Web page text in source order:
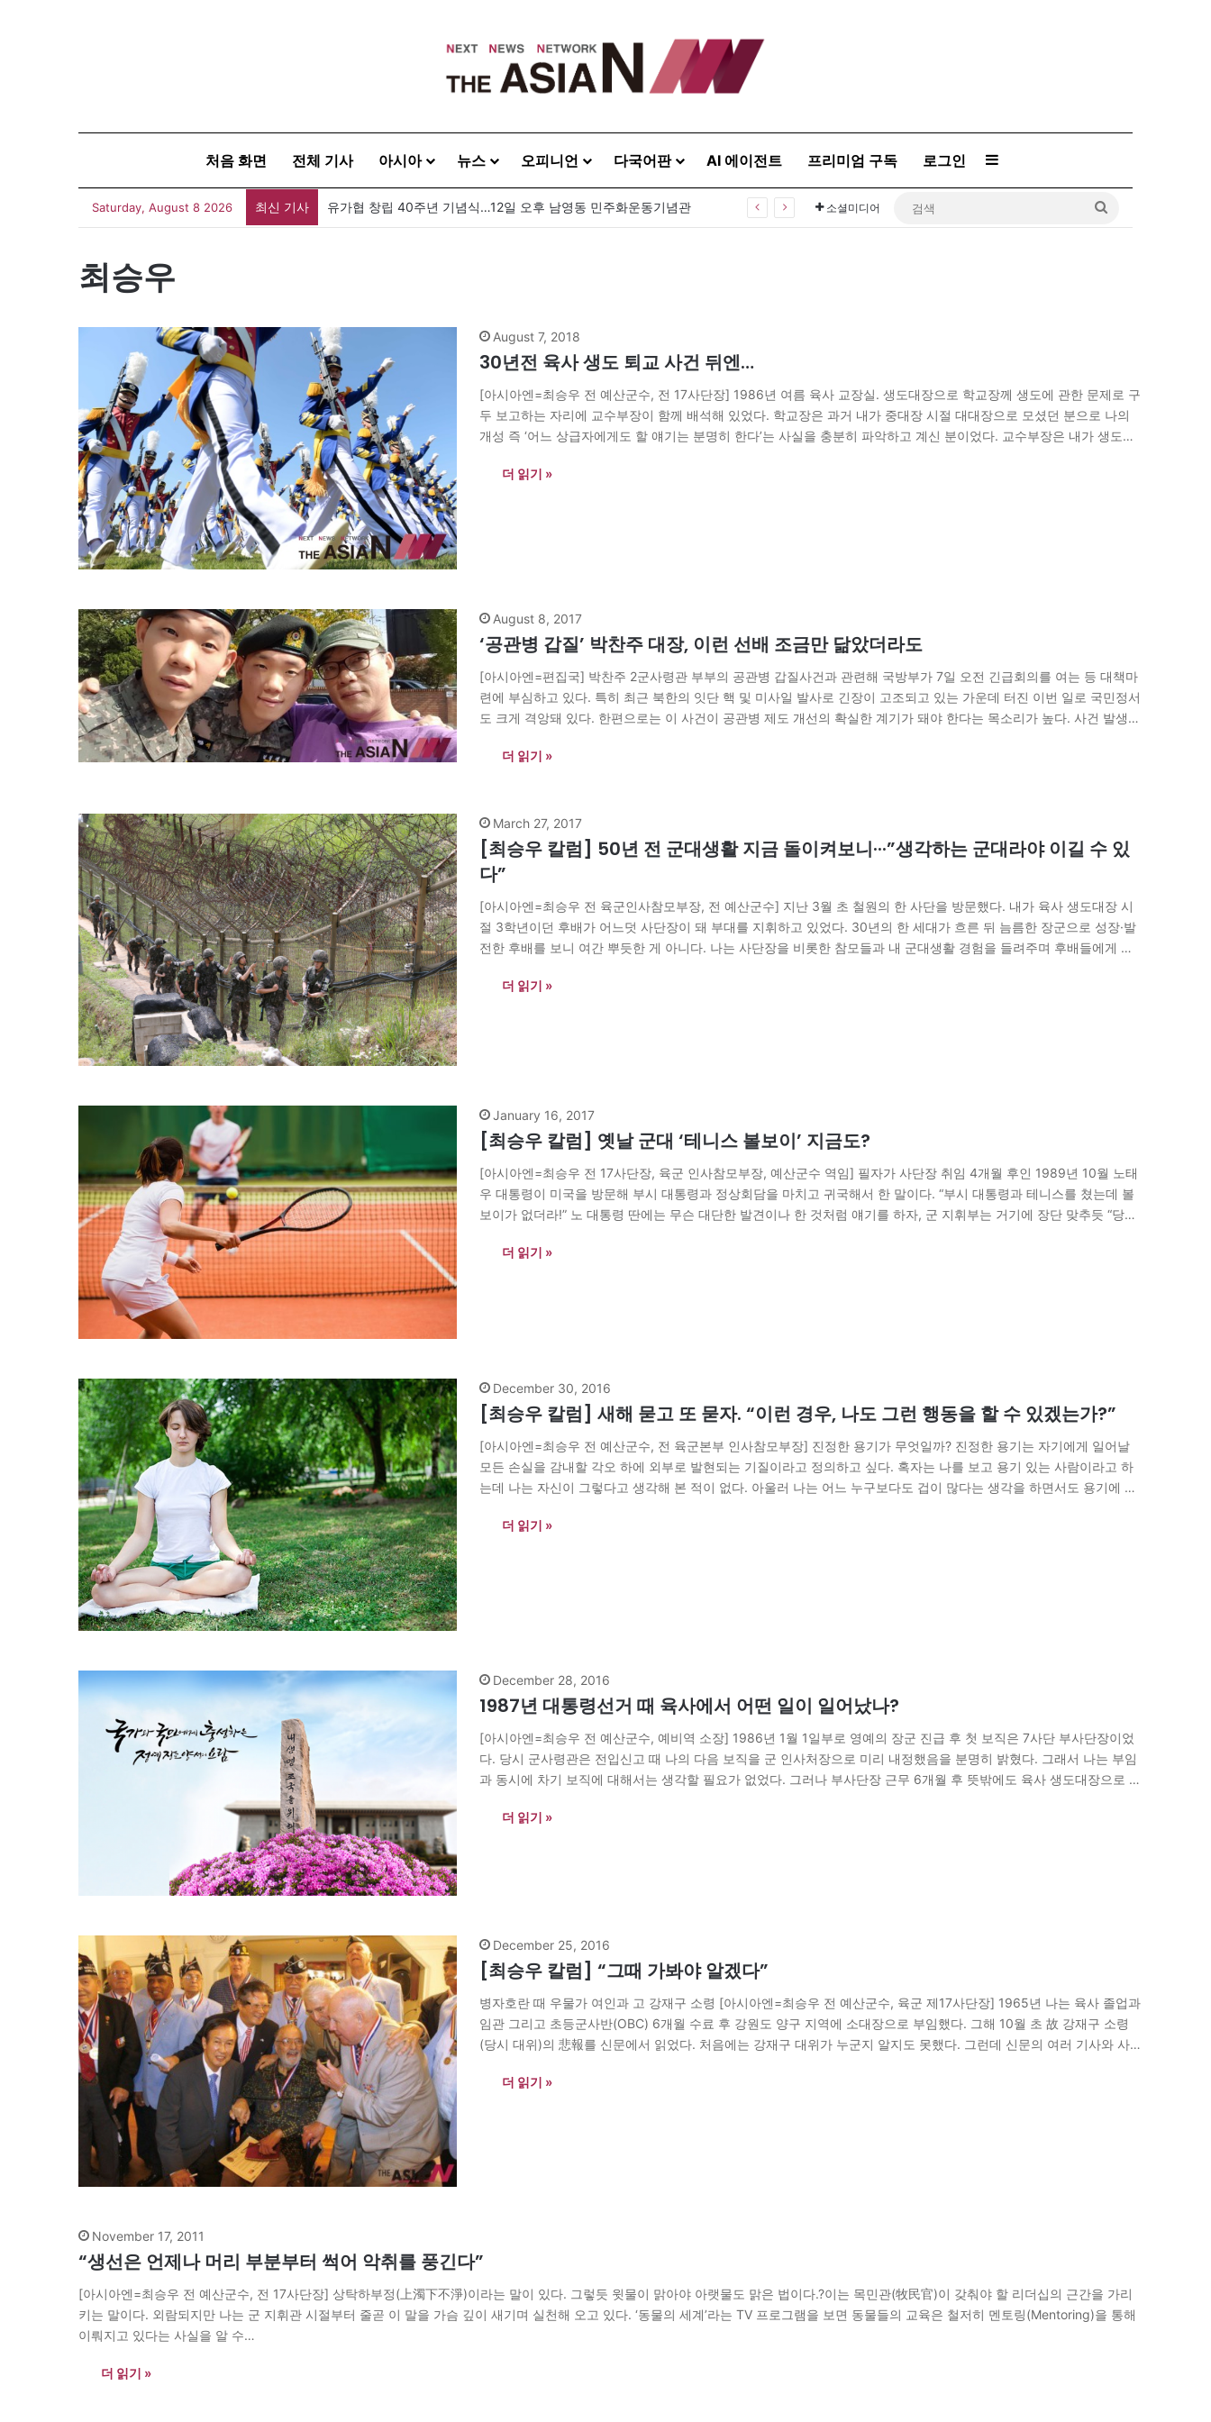
처음 화면 전체 기사 아시아 뉴스 오피니언 다국어판 AI 에이전트 프리미엄 구독 로그인 Sidebar
Saturday, August 8 2026 최신 기사 유가협 창립 40주년 기념식…12일 오후 남영동 민주화운동기념관 소셜미디어
최승우
August 7, 2018
30년전 육사 생도 퇴교 사건 뒤엔…
[아시아엔=최승우 전 예산군수, 전 17사단장] 1986년 여름 육사 교장실. 생도대장으로 학교장께 생도에 관한 문제로 구
두 보고하는 자리에 교수부장이 함께 배석해 있었다. 학교장은 과거 내가 중대장 시절 대대장으로 모셨던 분으로 나의
개성 즉 ‘어느 상급자에게도 할 얘기는 분명히 한다’는 사실을 충분히 파악하고 계신 분이었다. 교수부장은 내가 생도시
더 읽기 »
August 8, 2017
‘공관병 갑질’ 박찬주 대장, 이런 선배 조금만 닮았더라도
[아시아엔=편집국] 박찬주 2군사령관 부부의 공관병 갑질사건과 관련해 국방부가 7일 오전 긴급회의를 여는 등 대책마
련에 부심하고 있다. 특히 최근 북한의 잇단 핵 및 미사일 발사로 긴장이 고조되고 있는 가운데 터진 이번 일로 국민정서
도 크게 격앙돼 있다. 한편으로는 이 사건이 공관병 제도 개선의 확실한 계기가 돼야 한다는 목소리가 높다. 사건 발생 1
더 읽기 »
March 27, 2017
[최승우 칼럼] 50년 전 군대생활 지금 돌이켜보니···”생각하는 군대라야 이길 수 있
다”
[아시아엔=최승우 전 육군인사참모부장, 전 예산군수] 지난 3월 초 철원의 한 사단을 방문했다. 내가 육사 생도대장 시
절 3학년이던 후배가 어느덧 사단장이 돼 부대를 지휘하고 있었다. 30년의 한 세대가 흐른 뒤 늠름한 장군으로 성장·발
전한 후배를 보니 여간 뿌듯한 게 아니다. 나는 사단장을 비롯한 참모들과 내 군대생활 경험을 들려주며 후배들에게 보
더 읽기 »
January 16, 2017
[최승우 칼럼] 옛날 군대 ‘테니스 볼보이’ 지금도?
[아시아엔=최승우 전 17사단장, 육군 인사참모부장, 예산군수 역임] 필자가 사단장 취임 4개월 후인 1989년 10월 노태
우 대통령이 미국을 방문해 부시 대통령과 정상회담을 마치고 귀국해서 한 말이다. “부시 대통령과 테니스를 쳤는데 볼
보이가 없더라!” 노 대통령 딴에는 무슨 대단한 발견이나 한 것처럼 얘기를 하자, 군 지휘부는 거기에 장단 맞추듯 “당장
더 읽기 »
December 30, 2016
[최승우 칼럼] 새해 묻고 또 묻자. “이런 경우, 나도 그런 행동을 할 수 있겠는가?”
[아시아엔=최승우 전 예산군수, 전 육군본부 인사참모부장] 진정한 용기가 무엇일까? 진정한 용기는 자기에게 일어날
모든 손실을 감내할 각오 하에 외부로 발현되는 기질이라고 정의하고 싶다. 혹자는 나를 보고 용기 있는 사람이라고 하
는데 나는 자신이 그렇다고 생각해 본 적이 없다. 아울러 나는 어느 누구보다도 겁이 많다는 생각을 하면서도 용기에 대
더 읽기 »
December 28, 2016
1987년 대통령선거 때 육사에서 어떤 일이 일어났나?
[아시아엔=최승우 전 예산군수, 예비역 소장] 1986년 1월 1일부로 영예의 장군 진급 후 첫 보직은 7사단 부사단장이었
다. 당시 군사령관은 전입신고 때 나의 다음 보직을 군 인사처장으로 미리 내정했음을 분명히 밝혔다. 그래서 나는 부임
과 동시에 차기 보직에 대해서는 생각할 필요가 없었다. 그러나 부사단장 근무 6개월 후 뜻밖에도 육사 생도대장으로 명
더 읽기 »
December 25, 2016
[최승우 칼럼] “그때 가봐야 알겠다”
병자호란 때 우물가 여인과 고 강재구 소령 [아시아엔=최승우 전 예산군수, 육군 제17사단장] 1965년 나는 육사 졸업과
임관 그리고 초등군사반(OBC) 6개월 수료 후 강원도 양구 지역에 소대장으로 부임했다. 그해 10월 초 故 강재구 소령
(당시 대위)의 悲報를 신문에서 읽었다. 처음에는 강재구 대위가 누군지 알지도 못했다. 그런데 신문의 여러 기사와 사
더 읽기 »
November 17, 2011
“생선은 언제나 머리 부분부터 썩어 악취를 풍긴다”
[아시아엔=최승우 전 예산군수, 전 17사단장] 상탁하부정(上濁下不淨)이라는 말이 있다. 그렇듯 윗물이 맑아야 아랫물도 맑은 법이다.?이는 목민관(牧民官)이 갖춰야 할 리더십의 근간을 가리
키는 말이다. 외람되지만 나는 군 지휘관 시절부터 줄곧 이 말을 가슴 깊이 새기며 실천해 오고 있다. ‘동물의 세계’라는 TV 프로그램을 보면 동물들의 교육은 철저히 멘토링(Mentoring)을 통해
이뤄지고 있다는 사실을 알 수…
더 읽기 »